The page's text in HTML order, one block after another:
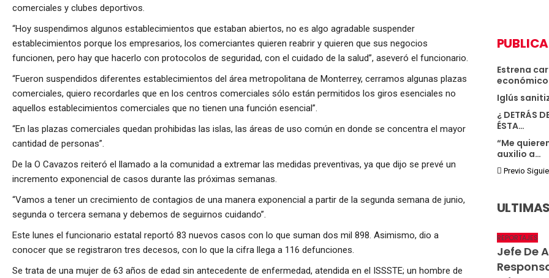
comerciales y clubes deportivos.
“Hoy suspendimos algunos establecimientos que estaban abiertos, no es algo agradable suspender
establecimientos porque los empresarios, los comerciantes quieren reabrir y quieren que sus negocios
funcionen, pero hay que hacerlo con protocolos de seguridad, con el cuidado de la salud”, aseveró el funcionario.
“Fueron suspendidos diferentes establecimientos del área metropolitana de Monterrey, cerramos algunas plazas
comerciales, quiero recordarles que en los centros comerciales sólo están permitidos los giros esenciales no
aquellos establecimientos comerciales que no tienen una función esencial”.
“En las plazas comerciales quedan prohibidas las islas, las áreas de uso común en donde se concentra el mayor
cantidad de personas”.
De la O Cavazos reiteró el llamado a la comunidad a extremar las medidas preventivas, ya que dijo se prevé un
incremento exponencial de casos durante las próximas semanas.
“Vamos a tener un crecimiento de contagios de una manera exponencial a partir de la segunda semana de junio,
segunda o tercera semana y debemos de seguirnos cuidando”.
Este lunes el funcionario estatal reportó 83 nuevos casos con lo que suman dos mil 898. Asimismo, dio a
conocer que se registraron tres decesos, con lo que la cifra llega a 116 defunciones.
Se trata de una mujer de 63 años de edad sin antecedente de enfermedad, atendida en el ISSSTE; un hombre de
Estrena
Iglús
¿ DETRÁS
ÉSTA…
“Me
auxilio a…
Previo
REPORTAJES
Jefe De